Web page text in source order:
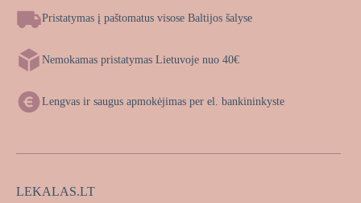
Pristatymas į paštomatus visose Baltijos šalyse
Nemokamas pristatymas Lietuvoje nuo 40€
Lengvas ir saugus apmokėjimas per el. bankininkyste
LEKALAS.LT